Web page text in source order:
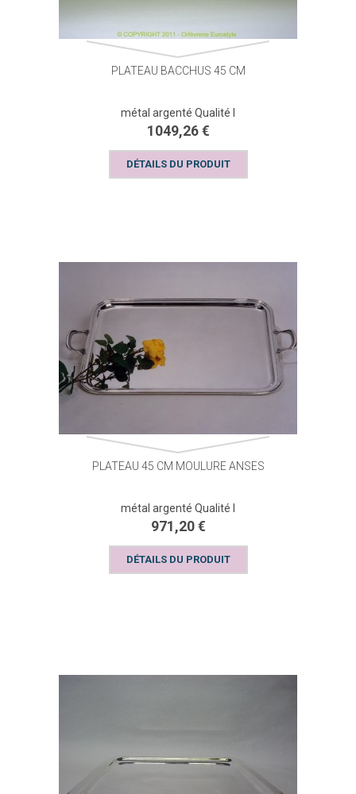
PLATEAU BACCHUS 45 CM
métal argenté Qualité I
1049,26 €
DÉTAILS DU PRODUIT
PLATEAU 45 CM MOULURE ANSES
métal argenté Qualité I
971,20 €
DÉTAILS DU PRODUIT